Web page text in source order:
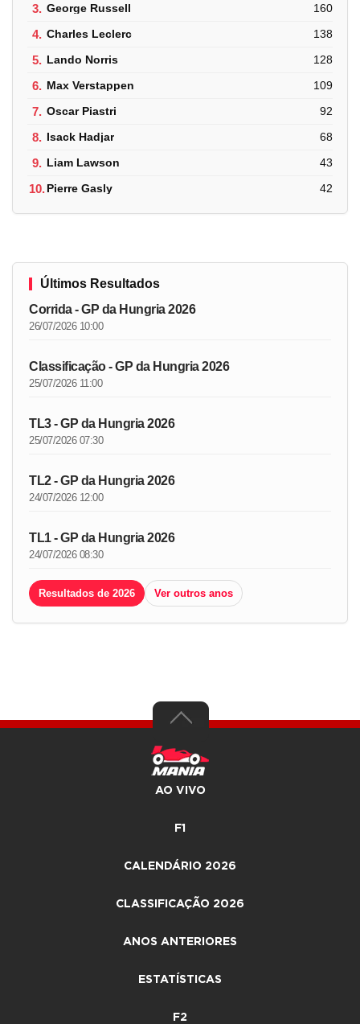
3. George Russell 160
4. Charles Leclerc 138
5. Lando Norris 128
6. Max Verstappen 109
7. Oscar Piastri 92
8. Isack Hadjar 68
9. Liam Lawson 43
10.Pierre Gasly 42
Últimos Resultados
Corrida - GP da Hungria 2026
26/07/2026 10:00
Classificação - GP da Hungria 2026
25/07/2026 11:00
TL3 - GP da Hungria 2026
25/07/2026 07:30
TL2 - GP da Hungria 2026
24/07/2026 12:00
TL1 - GP da Hungria 2026
24/07/2026 08:30
Resultados de 2026 Ver outros anos
AO VIVO
F1
CALENDÁRIO 2026
CLASSIFICAÇÃO 2026
ANOS ANTERIORES
ESTATÍSTICAS
F2